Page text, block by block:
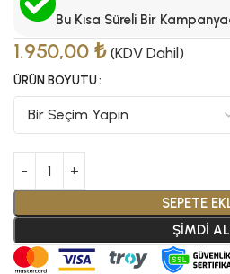
Bu Kısa Süreli Bir
1.950,00 ₺ (KDV Dahil)
ÜRÜN BOYUTU
SEPETE
ŞİMDİ AL